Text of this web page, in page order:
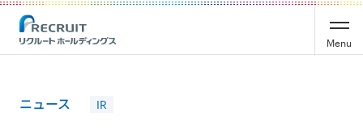
Recruit Holdings
Menu
ニュース IR